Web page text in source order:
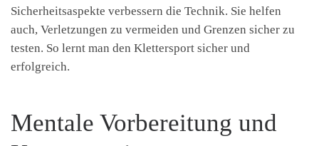
Sicherheitsaspekte verbessern die Technik. Sie helfen
auch, Verletzungen zu vermeiden und Grenzen sicher zu
testen. So lernt man den Klettersport sicher und
erfolgreich.
Mentale Vorbereitung und